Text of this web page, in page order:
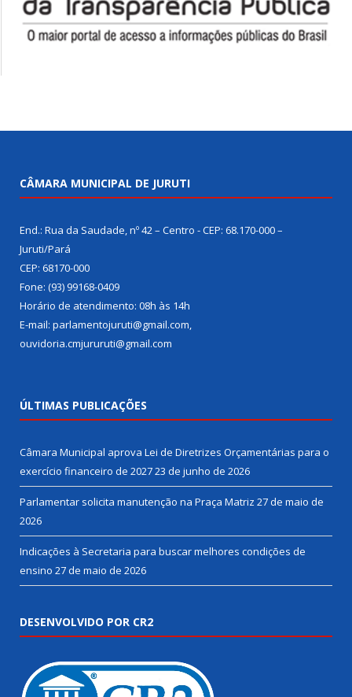
CÂMARA MUNICIPAL DE JURUTI
End.: Rua da Saudade, nº 42 – Centro - CEP: 68.170-000 –
Juruti/Pará
CEP: 68170-000
Fone: (93) 99168-0409
Horário de atendimento: 08h às 14h
E-mail: parlamentojuruti@gmail.com,
ouvidoria.cmjururuti@gmail.com
ÚLTIMAS PUBLICAÇÕES
Câmara Municipal aprova Lei de Diretrizes Orçamentárias para o
exercício financeiro de 202723 de junho de 2026
Parlamentar solicita manutenção na Praça Matriz 27 de maio de
2026
Indicações à Secretaria para buscar melhores condições de
ensino 27 de maio de 2026
DESENVOLVIDO POR CR2